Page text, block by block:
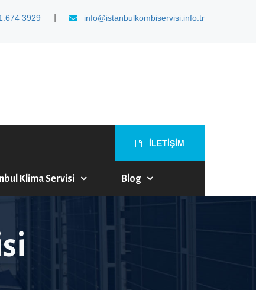
3929 info@istanbulkombiservisi.info.tr
İLETİŞİM
Klima Servisi Blog